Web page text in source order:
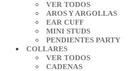
VER TODOS
AROS Y ARGOLLAS
EAR CUFF
MINI STUDS
PENDIENTES PARTY
COLLARES
VER TODOS
CADENAS